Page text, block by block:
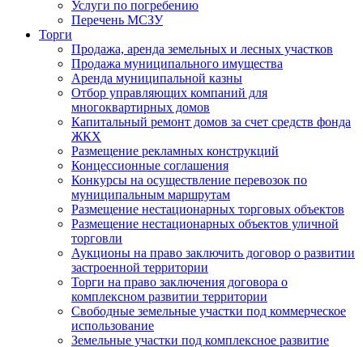
Услуги по погребению
Перечень МСЗУ
Торги
Продажа, аренда земельных и лесных участков
Продажа муниципального имущества
Аренда муниципальной казны
Отбор управляющих компаний для
многоквартирных домов
Капитальный ремонт домов за счет средств фонда
ЖКХ
Размещение рекламных конструкций
Концессионные соглашения
Конкурсы на осуществление перевозок по
муниципальным маршрутам
Размещение нестационарных торговых объектов
Размещение нестационарных объектов уличной
торговли
Аукционы на право заключить договор о развитии
застроенной территории
Торги на право заключения договора о
комплексном развитии территории
Свободные земельные участки под коммерческое
использование
Земельные участки под комплексное развитие